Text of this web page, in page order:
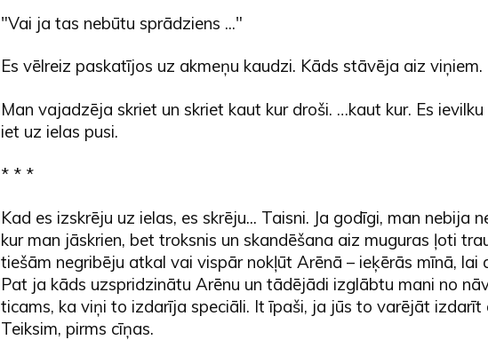
"Vai ja tas nebūtu sprādziens ..."
Es vēlreiz paskatījos uz akmeņu kaudzi. Kāds stāvēja aiz viņiem.
Man vajadzēja skriet un skriet kaut kur droši. …kaut kur. Es ievilku
iet uz ielas pusi.
* * *
Kad es izskrēju uz ielas, es skrēju... Taisni. Ja godīgi, man nebija
kur man jāskrien, bet troksnis un skandēšana aiz muguras ļoti
tiešām negribēju atkal vai vispār nokļūt Arēnā – ieķērās mīnā, lai
Pat ja kāds uzspridzinātu Arēnu un tādējādi izglābtu mani no
ticams, ka viņi to izdarīja speciāli. It īpaši, ja jūs to varējāt izdarīt
Teiksim, pirms cīņas.